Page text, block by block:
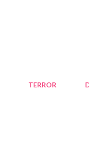
TERROR